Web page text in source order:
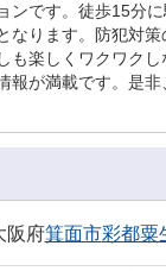
ンです。徒歩15分
なります。防犯対
も楽しくワクワクし
報が満載です。是非
阪府箕面市彩都粟